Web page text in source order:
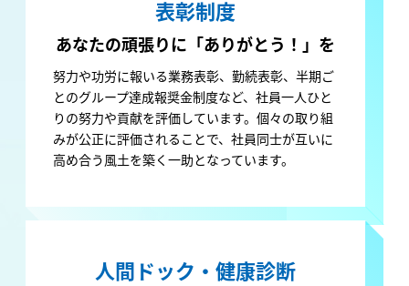
表彰制度
あなたの頑張りに 「ありがとう！」を
努力や功労に報いる業務表彰、勤続表彰、半期ご
とのグループ達成報奨金制度など、社員一人ひと
りの努力や貢献を評価しています。個々の取り組
みが公正に評価されることで、社員同士が互いに
高め合う風土を築く一助となっています。
人間ドック・健康診断